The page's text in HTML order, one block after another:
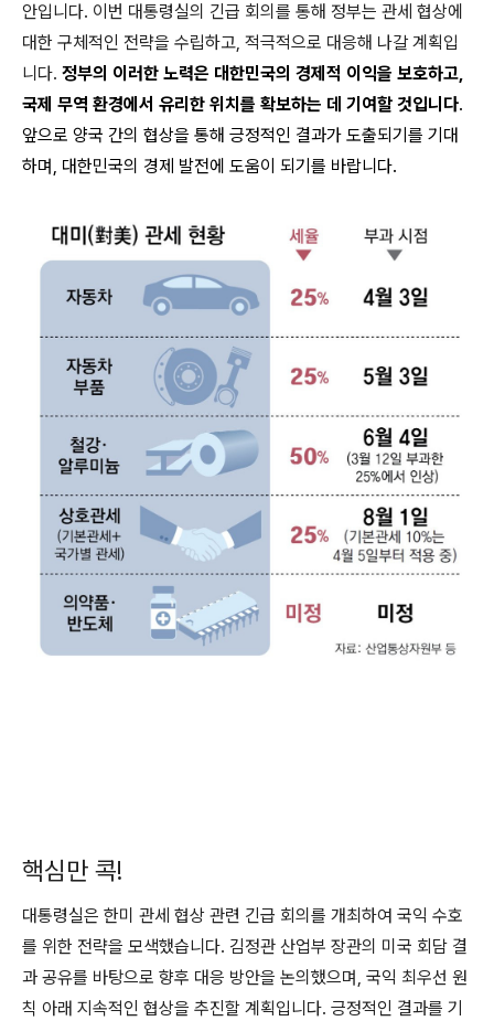
안입니다. 이번 대통령실의 긴급 회의를 통해 정부는 관세 협상에
대한 구체적인 전략을 수립하고, 적극적으로 대응해 나갈 계획입
니다. 정부의 이러한 노력은 대한민국의 경제적 이익을 보호하고,
국제 무역 환경에서 유리한 위치를 확보하는 데 기여할 것입니다.
앞으로 양국 간의 협상을 통해 긍정적인 결과가 도출되기를 기대
하며, 대한민국의 경제 발전에 도움이 되기를 바랍니다.
핵심만 콕!
대통령실은 한미 관세 협상 관련 긴급 회의를 개최하여 국익 수호
를 위한 전략을 모색했습니다. 김정관 산업부 장관의 미국 회담 결
과 공유를 바탕으로 향후 대응 방안을 논의했으며, 국익 최우선 원
칙 아래 지속적인 협상을 추진할 계획입니다. 긍정적인 결과를 기